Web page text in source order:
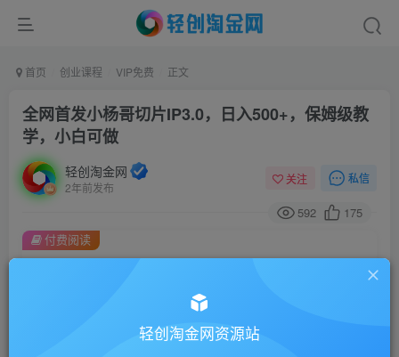
首页 创业课程 VIP免费 正文
全网首发小杨哥切片IP3.0，日入500+，保姆级教
学，小白可做
轻创淘金网
2年前发布
关注 私信
592 175
金币9.9金币99
付费阅读
轻创淘金网资源站